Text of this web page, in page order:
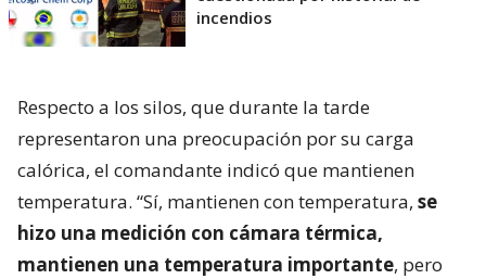
incendios
Respecto a los silos, que durante la tarde
representaron una preocupación por su carga
calórica, el comandante indicó que mantienen
temperatura. “Sí, mantienen con temperatura, se
hizo una medición con cámara térmica,
mantienen una temperatura importante, pero